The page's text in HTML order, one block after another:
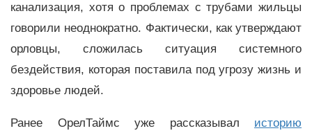
канализация, хотя о проблемах с трубами жильцы
говорили неоднократно. Фактически, как утверждают
орловцы, сложилась ситуация системного
бездействия, которая поставила под угрозу жизнь и
здоровье людей.
Ранее ОрелТаймс уже рассказывал историю